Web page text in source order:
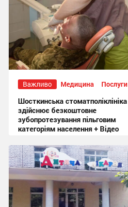
Важливо Медицина Послуги
Шосткинська стоматполіклініка
здійснює безкоштовне
зубопротезування пільговим
категоріям населення + Відео
18:58, 5.08.2026